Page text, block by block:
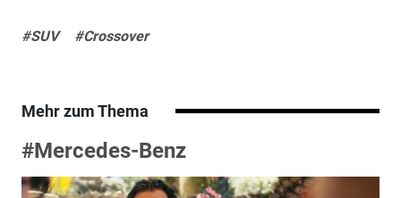
#SUV #Crossover
Mehr zum Thema
#Mercedes-Benz